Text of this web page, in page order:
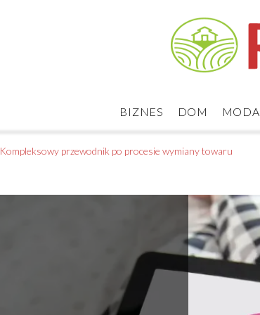
BIZNES DOM MODA
Kompleksowy przewodnik po procesie wymiany towaru